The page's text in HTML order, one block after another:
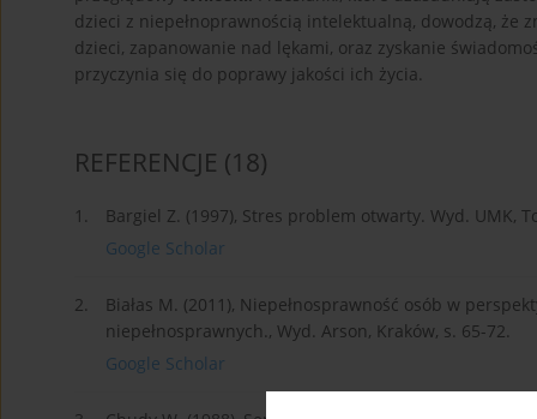
dzieci z niepełnoprawnością intelektualną, dowodzą,
dzieci, zapanowanie nad lękami, oraz zyskanie
przyczynia się do poprawy jakości ich życia.
REFERENCJE (18)
1.
Bargiel Z. (1997), Stres problem otwarty. Wyd. UMK,
Google Scholar
2.
Białas M. (2011), Niepełnosprawność osób w
niepełnosprawnych., Wyd. Arson, Kraków, s. 65-72.
Google Scholar